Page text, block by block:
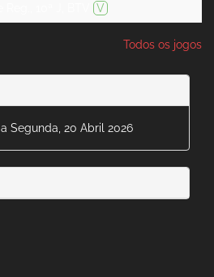
V
Todos os jogos
a Segunda, 20 Abril 2026